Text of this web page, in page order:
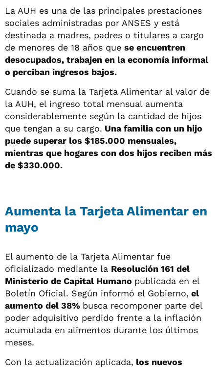
La AUH es una de las principales prestaciones
sociales administradas por ANSES y está
destinada a madres, padres o titulares a cargo
de menores de 18 años que se encuentren
desocupados, trabajen en la economía informal
o perciban ingresos bajos.
Cuando se suma la Tarjeta Alimentar al valor de
la AUH, el ingreso total mensual aumenta
considerablemente según la cantidad de hijos
que tengan a su cargo. Una familia con un hijo
puede superar los $185.000 mensuales,
mientras que hogares con dos hijos reciben más
de $330.000.
Aumenta la Tarjeta Alimentar en
mayo
El aumento de la Tarjeta Alimentar fue
oficializado mediante la Resolución 161 del
Ministerio de Capital Humano publicada en el
Boletín Oficial. Según informó el Gobierno, el
aumento del 38% busca recomponer parte del
poder adquisitivo perdido frente a la inflación
acumulada en alimentos durante los últimos
meses.
Con la actualización aplicada, los nuevos